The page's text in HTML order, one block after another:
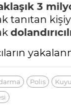
3
tanıtan
Polis